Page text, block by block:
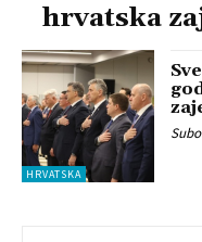
hrvatska
HRVATSKA